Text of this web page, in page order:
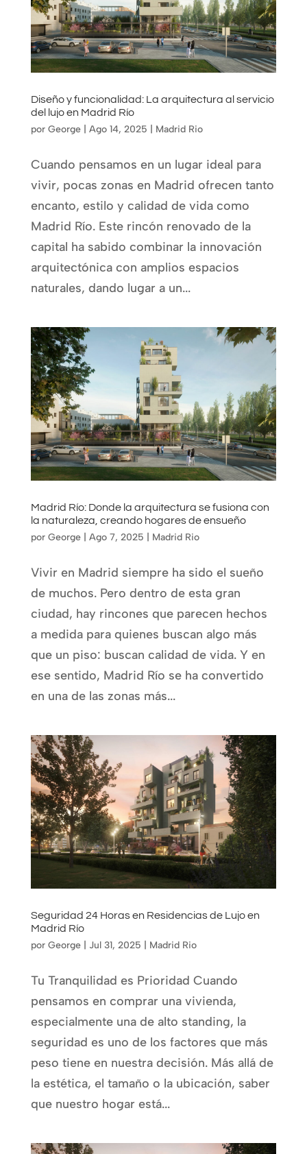
Diseño y funcionalidad: La arquitectura al servicio
del lujo en Madrid Río
por George| Ago 14, 2025 Madrid Rio
Cuando pensamos en un lugar ideal para
vivir, pocas zonas en Madrid ofrecen tanto
encanto, estilo y calidad de vida como
Madrid Río. Este rincón renovado de la
capital ha sabido combinar la innovación
arquitectónica con amplios espacios
naturales, dando lugar a un...
Madrid Río: Donde la arquitectura se fusiona con
la naturaleza, creando hogares de ensueño
por George| Ago 7, 2025 Madrid Rio
Vivir en Madrid siempre ha sido el sueño
de muchos. Pero dentro de esta gran
ciudad, hay rincones que parecen hechos
a medida para quienes buscan algo más
que un piso: buscan calidad de vida. Y en
ese sentido, Madrid Río se ha convertido
en una de las zonas más...
Seguridad 24 Horas en Residencias de Lujo en
Madrid Río
por George| Jul 31, 2025 Madrid Rio
Tu Tranquilidad es Prioridad Cuando
pensamos en comprar una vivienda,
especialmente una de alto standing, la
seguridad es uno de los factores que más
peso tiene en nuestra decisión. Más allá de
la estética, el tamaño o la ubicación, saber
que nuestro hogar está...